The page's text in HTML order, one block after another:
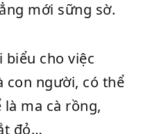
mới sững sờ.
cho việc
con người, có thể
ma cà rồng,
đỏ…